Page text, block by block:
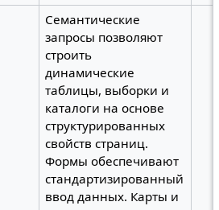
Семантические
запросы позволяют
строить
динамические
таблицы, выборки и
каталоги на основе
структурированных
свойств страниц.
Формы обеспечивают
стандартизированный
ввод данных. Карты и